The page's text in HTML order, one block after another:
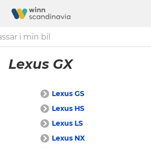
i min bil
Lexus GX
Lexus GS
Lexus HS
Lexus LS
Lexus NX